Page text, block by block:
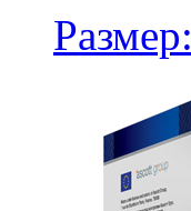
Размер: